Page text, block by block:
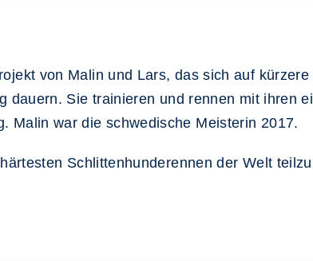
von Malin und Lars, das sich auf
dauern. Sie trainieren und rennen mit ihren
Malin war die schwedische Meisterin 2017.
Schlittenhunderennen der Welt